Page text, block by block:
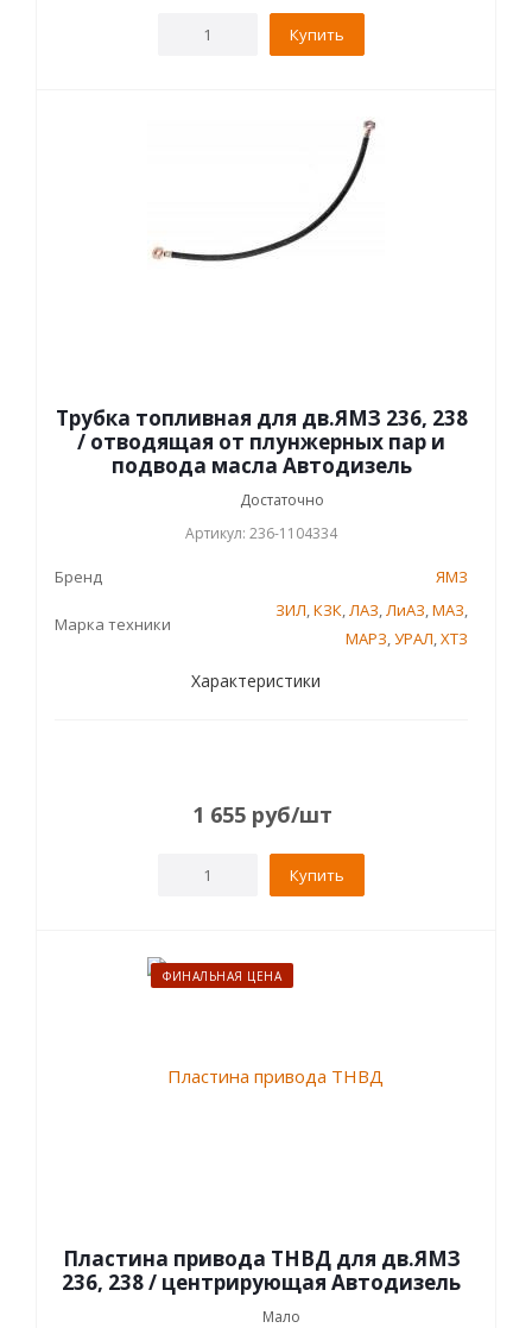
Купить
Трубка топливная для дв.ЯМЗ 236, 238
/ отводящая от плунжерных пар и
подвода масла Автодизель
Достаточно
Артикул: 236-1104334
Бренд ЯМЗ
Марка техники
ЗИЛ,КЗК,ЛАЗ,ЛиАЗ,МАЗ,
МАРЗ,УРАЛ,ХТЗ
Характеристики
1 655руб/шт
Купить
ФИНАЛЬНАЯ ЦЕНА
Пластина привода ТНВД для дв.ЯМЗ
236, 238 / центрирующая Автодизель
Мало